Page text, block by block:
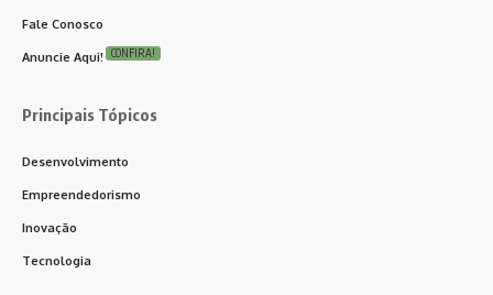
Fale Conosco
Anuncie Aqui! CONFIRA!
Principais Tópicos
Desenvolvimento
Empreendedorismo
Inovação
Tecnologia